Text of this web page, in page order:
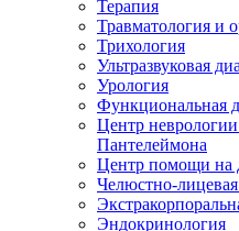
Терапия
Травматология и
Трихология
Ультразвуковая
Урология
Функциональная
Центр
Пантелеймона
Центр помощи на
Челюстно-
Эндокринология